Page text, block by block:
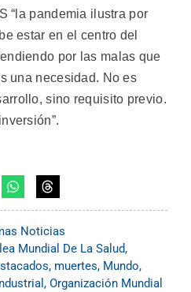
“la pandemia ilustra por
estar en el centro del
por las malas que
una necesidad. No es
sino requisito previo.
Noticias
Mundial De La Salud,
, muertes, Mundo,
, Organización Mundial